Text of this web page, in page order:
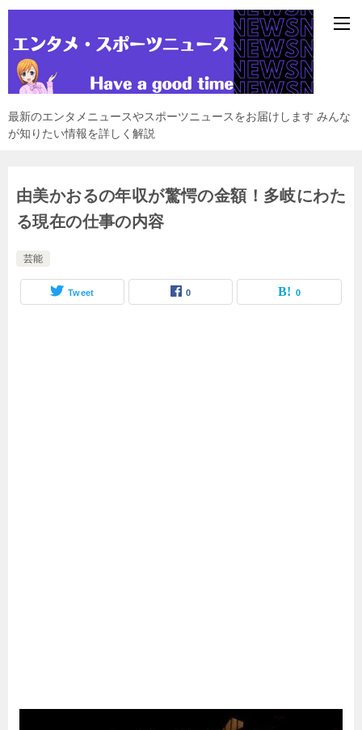
最新のエンタメニュースやスポーツニュースをお届けします みんな
が知りたい情報を詳しく解説
由美かおるの年収が驚愕の金額！多岐にわた
る現在の仕事の内容
芸能
Tweet 0 0